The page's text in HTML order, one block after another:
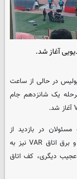
آغاز شد.
در حالی از ساعت
مرحله یک شانزدهم جام
در بازدید از
ورزشگاه متوجه شدند برق ورزشگاه مشکل دارد و برق اتاق VAR نیز به
دیگری، کف اتاق